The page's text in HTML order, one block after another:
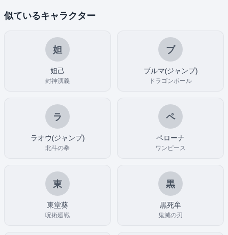
似ているキャラクター
妲
妲己
封神演義
ブ
ブルマ(ジャンプ)
ドラゴンボール
ラ
ラオウ(ジャンプ)
北斗の拳
ペ
ペローナ
ワンピース
東
東堂葵
呪術廻戦
黒
黒死牟
鬼滅の刃